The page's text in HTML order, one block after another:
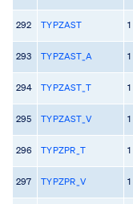
292 TYPZAST 1
293 TYPZAST_A 1
294 TYPZAST_T 1
295 TYPZAST_V 1
296 TYPZPR_T 1
297 TYPZPR_V 1